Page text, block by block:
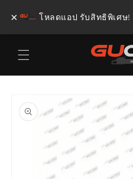
ข้ามไป
ยัง
เนื้อหา
ยังข้อมูล
สินค้า
× โหลดแอป รับสิทธิพิเศษ!